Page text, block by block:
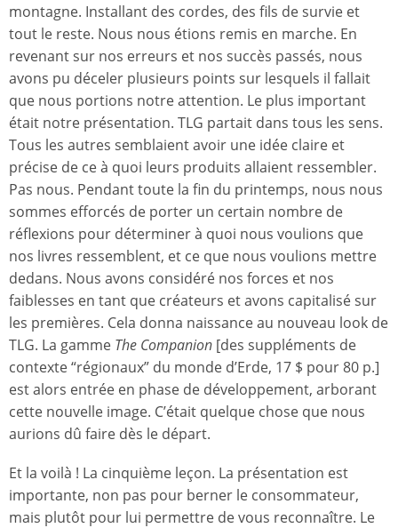
montagne. Installant des cordes, des fils de survie et
tout le reste. Nous nous étions remis en marche. En
revenant sur nos erreurs et nos succès passés, nous
avons pu déceler plusieurs points sur lesquels il fallait
que nous portions notre attention. Le plus important
était notre présentation. TLG partait dans tous les sens.
Tous les autres semblaient avoir une idée claire et
précise de ce à quoi leurs produits allaient ressembler.
Pas nous. Pendant toute la fin du printemps, nous nous
sommes efforcés de porter un certain nombre de
réflexions pour déterminer à quoi nous voulions que
nos livres ressemblent, et ce que nous voulions mettre
dedans. Nous avons considéré nos forces et nos
faiblesses en tant que créateurs et avons capitalisé sur
les premières. Cela donna naissance au nouveau look de
TLG. La gamme The Companion [des suppléments de
contexte “régionaux” du monde d’Erde, 17 $ pour 80 p.]
est alors entrée en phase de développement, arborant
cette nouvelle image. C’était quelque chose que nous
aurions dû faire dès le départ.
Et la voilà ! La cinquième leçon. La présentation est
importante, non pas pour berner le consommateur,
mais plutôt pour lui permettre de vous reconnaître. Le